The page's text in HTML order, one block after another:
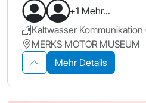
+1 Mehr...
Kaltwasser Kommunikation
MERKS MOTOR MUSEUM
Mehr Details